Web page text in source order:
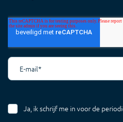
E-mail*
Ja, ik schrijf me in voor de
Support Offline